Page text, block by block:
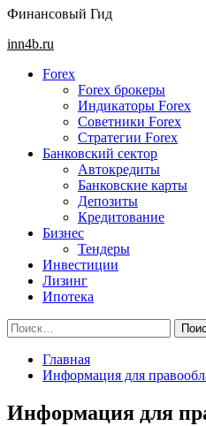
Финансовый Гид
Основное
inn4b.ru
Forex
Forex брокеры
Индикаторы Forex
Советники Forex
Стратегии Forex
Банковский сектор
Автокредиты
Банковские карты
Депозиты
Кредитование
Бизнес
Тендеры
Инвестиции
Лизинг
Ипотека
Найти:
Главная
Информация для
Информация для